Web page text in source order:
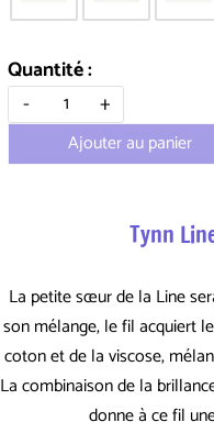
Quantité :
-
+
Ajouter au panier
Tynn
La petite sœur de la Line
son mélange, le fil acquiert
coton et de la viscose,
La combinaison de la
donne à ce fil